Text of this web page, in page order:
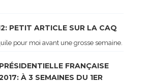
PETIT ARTICLE SUR LA CAQ
pour moi avant une grosse semaine. Voici
PRÉSIDENTIELLE FRANÇAISE
À 3 SEMAINES DU 1ER